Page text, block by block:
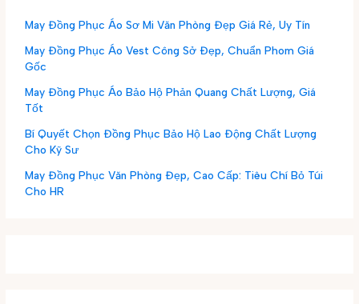
May Đồng Phục Áo Sơ Mi Văn Phòng Đẹp Giá Rẻ, Uy Tín
May Đồng Phục Áo Vest Công Sở Đẹp, Chuẩn Phom Giá
Gốc
May Đồng Phục Áo Bảo Hộ Phản Quang Chất Lượng, Giá
Tốt
Bí Quyết Chọn Đồng Phục Bảo Hộ Lao Động Chất Lượng
Cho Kỹ Sư
May Đồng Phục Văn Phòng Đẹp, Cao Cấp: Tiêu Chí Bỏ Túi
Cho HR